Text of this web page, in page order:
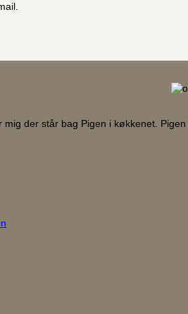
der står bag Pigen i køkkenet.